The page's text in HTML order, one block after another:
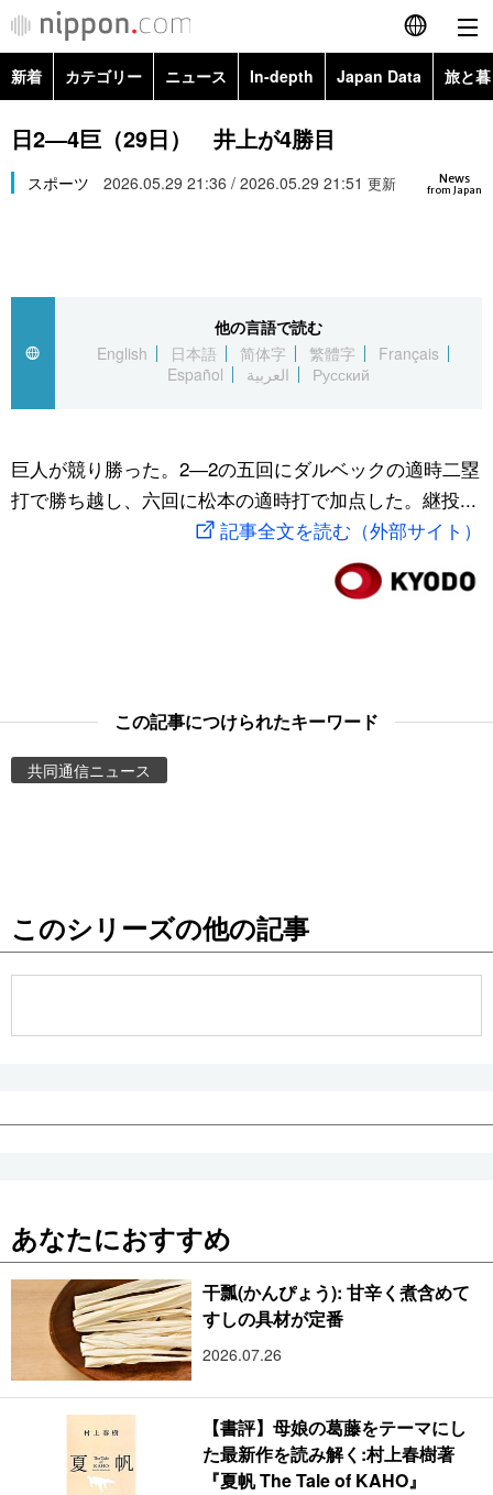
English
繁體字
العربية
社会
スポーツ・東京2020
旅と暮らし
Images
新着 カテゴリー ニュース In-depth Japan Data 旅と
政治・外交
経済・ビジネス
社会
文化
科学・技術
暮らし
Images
お知らせ
日2―4巨（29日） 井上が4勝目
News
from Japan
スポーツ 2026.05.29 21:36 / 2026.05.29 21:51 更新
他の言語で読む
English
日本語 简体字 繁體字
Français
Español
العربية Русский
巨人が競り勝った。2―2の五回にダルベックの適時二塁
打で勝ち越し、六回に松本の適時打で加点した。継投...
記事全文を読む（外部サイト）
この記事につけられたキーワード
共同通信ニュース
このシリーズの他の記事
あなたにおすすめ
干瓢(かんぴょう): 甘辛く煮含めて
すしの具材が定番
2026.07.26
【書評】母娘の葛藤をテーマにし
た最新作を読み解く:村上春樹著
『夏帆 The Tale of KAHO』